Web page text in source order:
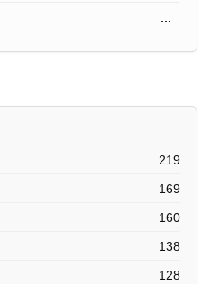
...
219
169
160
138
128